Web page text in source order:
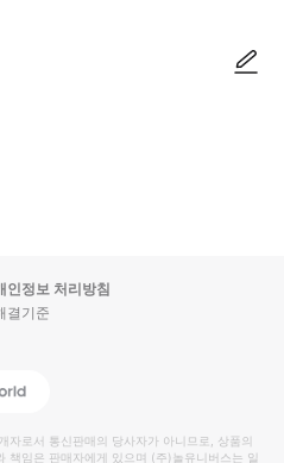
인정보 처리방침
결기준
Global
자로서 통신판매의 당사자가 아니므로, 상품의
책임은 판매자에게 있으며 (주)놀유니버스는 일